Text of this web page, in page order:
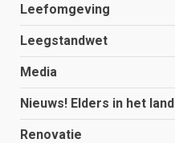
Leefomgeving
Leegstandwet
Media
Nieuws! Elders in het land
Renovatie